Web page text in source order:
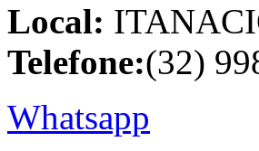
Local:
Telefone:(32)
Whatsapp